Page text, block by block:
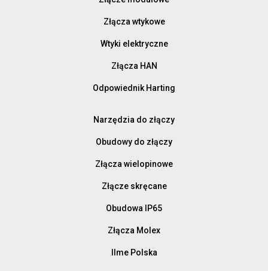
Złącza wtykowe
Wtyki elektryczne
Złącza HAN
Odpowiednik Harting
Narzędzia do złączy
Obudowy do złączy
Złącza wielopinowe
Złącze skręcane
Obudowa IP65
Złącza Molex
Ilme Polska